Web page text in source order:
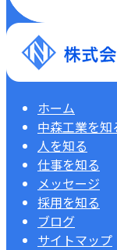
ホーム
中森工業を知
人を知る
仕事を知る
メッセージ
採用を知る
ブログ
サイトマップ